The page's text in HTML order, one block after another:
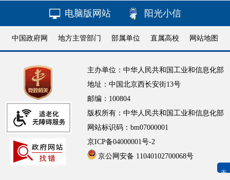
无障碍浏览
电脑版网站 阳光小信
中国政府网 地方主管部门 部属单位 直属高校 网站地图
主办单位：中华人民共和国工业和信息化部
地址：中国北京西长安街13号
邮编：100804
版权所有：中华人民共和国工业和信息化部
网站标识码：bm07000001
京ICP备04000001号-2
京公网安备 11040102700068号